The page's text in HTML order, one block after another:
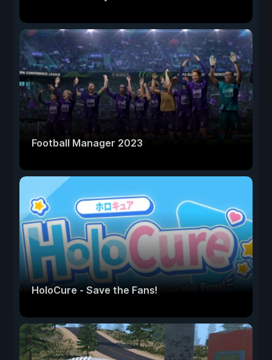
Football Manager 2023
HoloCure - Save the Fans!